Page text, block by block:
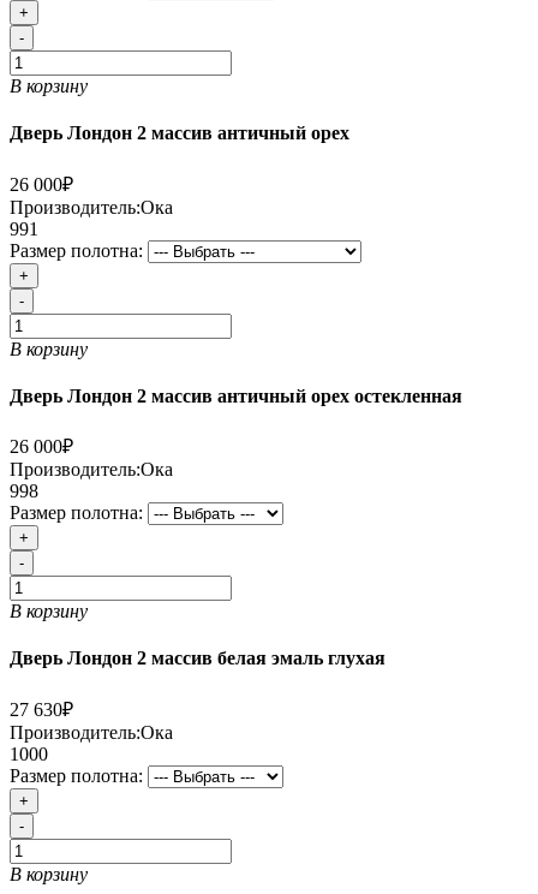
+
-
В корзину
Дверь Лондон 2 массив античный орех
26 000₽
Производитель:Ока
991
Размер полотна:
+
-
В корзину
Дверь Лондон 2 массив античный орех остекленная
26 000₽
Производитель:Ока
998
Размер полотна:
+
-
В корзину
Дверь Лондон 2 массив белая эмаль глухая
27 630₽
Производитель:Ока
1000
Размер полотна:
+
-
В корзину